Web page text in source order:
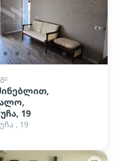
lens lens lens lens lens lens
19
, 19